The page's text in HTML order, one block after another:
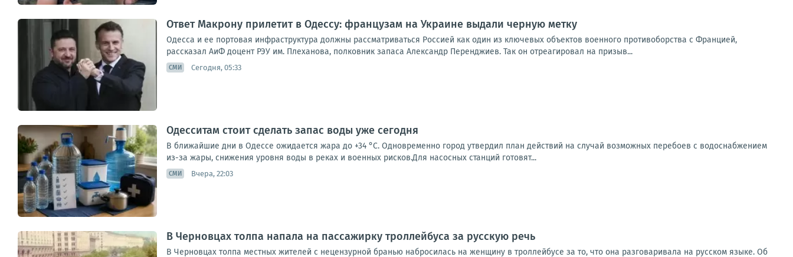
Ответ Макрону прилетит в Одессу: французам на Украине выдали черную метку
Одесса и ее портовая инфраструктура должны рассматриваться Россией как один из ключевых объектов военного противоборства с Францией,
рассказал АиФ доцент РЭУ им. Плеханова, полковник запаса Александр Перенджиев. Так он отреагировал на призыв...
СМИ Сегодня, 05:33
Одесситам стоит сделать запас воды уже сегодня
В ближайшие дни в Одессе ожидается жара до +34 °C. Одновременно город утвердил план действий на случай возможных перебоев с водоснабжением
из-за жары, снижения уровня воды в реках и военных рисков.Для насосных станций готовят...
СМИ Вчера, 22:03
В Черновцах толпа напала на пассажирку троллейбуса за русскую речь
В Черновцах толпа местных жителей с нецензурной бранью набросилась на женщину в троллейбусе за то, что она разговаривала на русском языке. Об